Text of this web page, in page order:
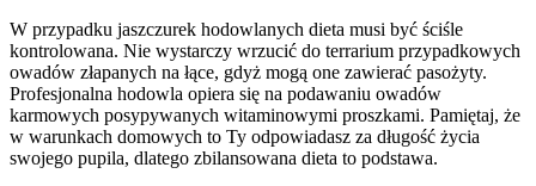
W przypadku jaszczurek hodowlanych dieta musi być ściśle
kontrolowana. Nie wystarczy wrzucić do terrarium przypadkowych
owadów złapanych na łące, gdyż mogą one zawierać pasożyty.
Profesjonalna hodowla opiera się na podawaniu owadów
karmowych posypywanych witaminowymi proszkami. Pamiętaj, że
w warunkach domowych to Ty odpowiadasz za długość życia
swojego pupila, dlatego zbilansowana dieta to podstawa.